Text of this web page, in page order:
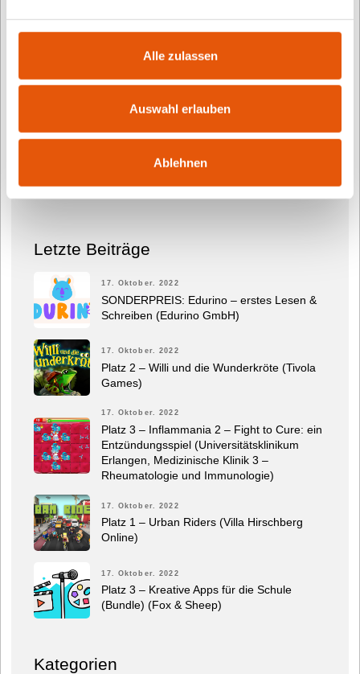
Alle zulassen
Auswahl erlauben
Ablehnen
erfolgreich durchgeführte Events für Kinder und
Jugendliche- mit ernsthafter Partizipation, konkreter
Medienkompetenzvermittlung und sehr viel Spaß.
Zu diesen Angeboten zählen der renommierte
Kitapreis TOMMI für die frühkindliche
Medienbildung und das neue und informative
TOMMI-Magazin.
Letzte Beiträge
17. Oktober. 2022
SONDERPREIS: Edurino – erstes Lesen &
Schreiben (Edurino GmbH)
17. Oktober. 2022
Platz 2 – Willi und die Wunderkröte (Tivola
Games)
17. Oktober. 2022
Platz 3 – Inflammania 2 – Fight to Cure: ein
Entzündungsspiel (Universitätsklinikum
Erlangen, Medizinische Klinik 3 –
Rheumatologie und Immunologie)
17. Oktober. 2022
Platz 1 – Urban Riders (Villa Hirschberg
Online)
17. Oktober. 2022
Platz 3 – Kreative Apps für die Schule
(Bundle) (Fox & Sheep)
Kategorien